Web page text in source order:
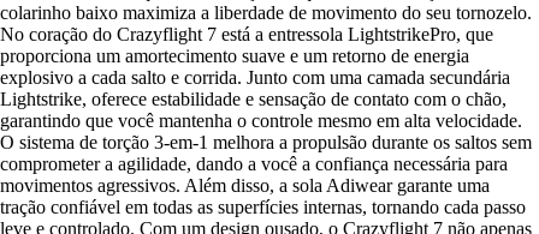
colarinho baixo maximiza a liberdade de movimento do seu tornozelo.
No coração do Crazyflight 7 está a entressola LightstrikePro, que
proporciona um amortecimento suave e um retorno de energia
explosivo a cada salto e corrida. Junto com uma camada secundária
Lightstrike, oferece estabilidade e sensação de contato com o chão,
garantindo que você mantenha o controle mesmo em alta velocidade.
O sistema de torção 3-em-1 melhora a propulsão durante os saltos sem
comprometer a agilidade, dando a você a confiança necessária para
movimentos agressivos. Além disso, a sola Adiwear garante uma
tração confiável em todas as superfícies internas, tornando cada passo
leve e controlado. Com um design ousado, o Crazyflight 7 não apenas